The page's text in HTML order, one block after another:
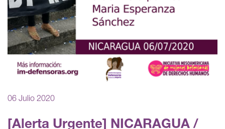
06 Julio 2020
[Alerta Urgente] NICARAGUA /